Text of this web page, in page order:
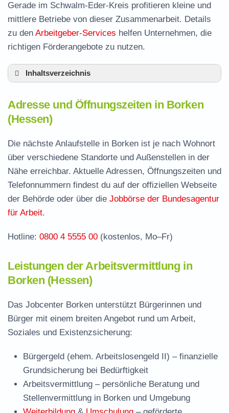
Gerade im Schwalm-Eder-Kreis profitieren kleine und
mittlere Betriebe von dieser Zusammenarbeit. Details
zu den Arbeitgeber-Services helfen Unternehmen, die
richtigen Förderangebote zu nutzen.
Inhaltsverzeichnis
Leistungen der Arbeitsvermittlung in Borken
Termin vereinbaren und Bürgergeld beantragen
Jobcenter Schwalm-Eder-Kreis – zuständige
Stelle
Stellenangebote und Jobbörse in Borken
Häufige Fragen rund ums Jobcenter
Adresse und Öffnungszeiten in Borken
(Hessen)
Die nächste Anlaufstelle in Borken ist je nach Wohnort
über verschiedene Standorte und Außenstellen in der
Nähe erreichbar. Aktuelle Adressen, Öffnungszeiten und
Telefonnummern findest du auf der offiziellen Webseite
der Behörde oder über die Jobbörse der Bundesagentur
für Arbeit.
Hotline: 0800 4 5555 00 (kostenlos, Mo–Fr)
Leistungen der Arbeitsvermittlung in
Borken (Hessen)
Das Jobcenter Borken unterstützt Bürgerinnen und
Bürger mit einem breiten Angebot rund um Arbeit,
Soziales und Existenzsicherung:
Bürgergeld (ehem. Arbeitslosengeld II) – finanzielle
Grundsicherung bei Bedürftigkeit
Arbeitsvermittlung – persönliche Beratung und
Stellenvermittlung in Borken und Umgebung